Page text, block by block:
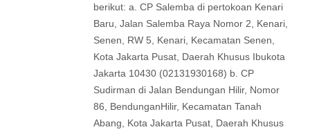
berikut: a. CP Salemba di pertokoan Kenari
Baru, Jalan Salemba Raya Nomor 2, Kenari,
Senen, RW 5, Kenari, Kecamatan Senen,
Kota Jakarta Pusat, Daerah Khusus Ibukota
Jakarta 10430 (02131930168) b. CP
Sudirman di Jalan Bendungan Hilir, Nomor
86, BendunganHilir, Kecamatan Tanah
Abang, Kota Jakarta Pusat, Daerah Khusus